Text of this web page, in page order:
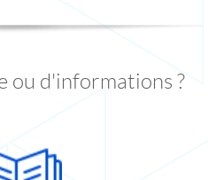
ou d'informations ?